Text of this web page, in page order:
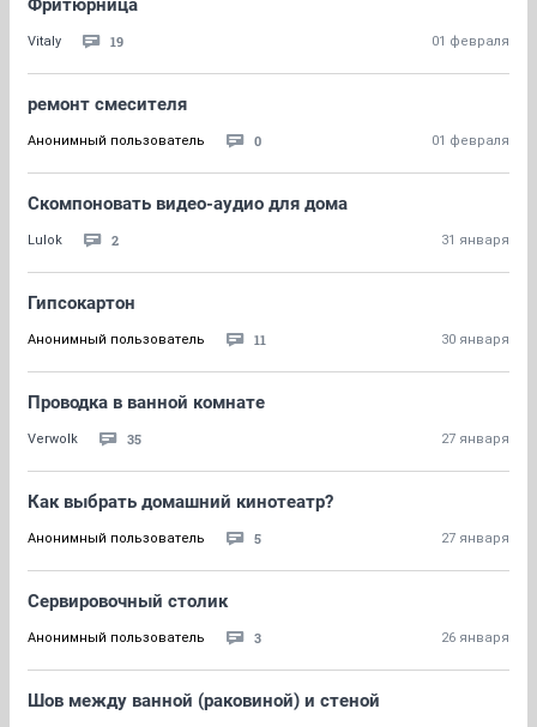
Фритюрница
Vitaly 19 01 февраля
ремонт смесителя
Анонимный пользователь 0 01 февраля
Скомпоновать видео-аудио для дома
Lulok 2 31 января
Гипсокартон
Анонимный пользователь 11 30 января
Проводка в ванной комнате
Verwolk 35 27 января
Как выбрать домашний кинотеатр?
Анонимный пользователь 5 27 января
Сервировочный столик
Анонимный пользователь 3 26 января
Шов между ванной (раковиной) и стеной